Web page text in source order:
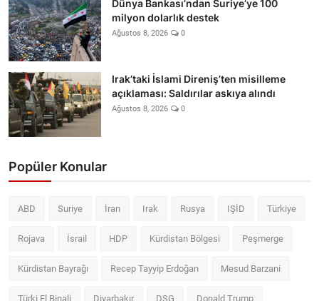
Dünya Bankası’ndan Suriye’ye 100
milyon dolarlık destek
Ağustos 8, 2026 0
Irak’taki İslami Direniş’ten misilleme
açıklaması: Saldırılar askıya alındı
Ağustos 8, 2026 0
Popüler Konular
ABD Suriye İran Irak Rusya IŞİD Türkiye
Rojava İsrail HDP Kürdistan Bölgesi Peşmerge
Kürdistan Bayrağı Recep Tayyip Erdoğan Mesud Barzani
Türki El Binali Diyarbakır DSG Donald Trump